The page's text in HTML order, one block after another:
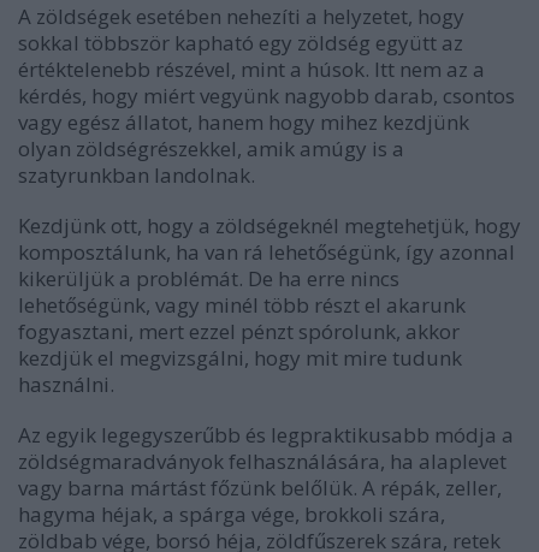
A zöldségek esetében nehezíti a helyzetet, hogy
sokkal többször kapható egy zöldség együtt az
értéktelenebb részével, mint a húsok. Itt nem az a
kérdés, hogy miért vegyünk nagyobb darab, csontos
vagy egész állatot, hanem hogy mihez kezdjünk
olyan zöldségrészekkel, amik amúgy is a
szatyrunkban landolnak.
Kezdjünk ott, hogy a zöldségeknél megtehetjük, hogy
komposztálunk, ha van rá lehetőségünk, így azonnal
kikerüljük a problémát. De ha erre nincs
lehetőségünk, vagy minél több részt el akarunk
fogyasztani, mert ezzel pénzt spórolunk, akkor
kezdjük el megvizsgálni, hogy mit mire tudunk
használni.
Az egyik legegyszerűbb és legpraktikusabb módja a
zöldségmaradványok felhasználására, ha alaplevet
vagy barna mártást főzünk belőlük. A répák, zeller,
hagyma héjak, a spárga vége, brokkoli szára,
zöldbab vége, borsó héja, zöldfűszerek szára, retek